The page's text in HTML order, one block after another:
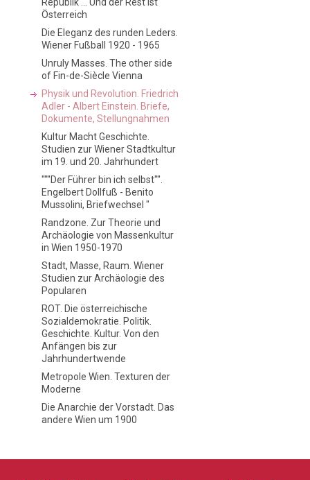
Österreich
Die Eleganz des runden Leders.
Wiener Fußball 1920 - 1965
Unruly Masses. The other side
of Fin-de-Siècle Vienna
Physik und Revolution. Friedrich
Adler - Albert Einstein. Briefe,
Dokumente, Stellungnahmen
Kultur Macht Geschichte.
Studien zur Wiener Stadtkultur
im 19. und 20. Jahrhundert
"""Der Führer bin ich selbst"".
Engelbert Dollfuß - Benito
Mussolini, Briefwechsel "
Randzone. Zur Theorie und
Archäologie von Massenkultur
in Wien 1950-1970
Stadt, Masse, Raum. Wiener
Studien zur Archäologie des
Popularen
ROT. Die österreichische
Sozialdemokratie. Politik.
Geschichte. Kultur. Von den
Anfängen bis zur
Jahrhundertwende
Metropole Wien. Texturen der
Moderne
Die Anarchie der Vorstadt. Das
andere Wien um 1900